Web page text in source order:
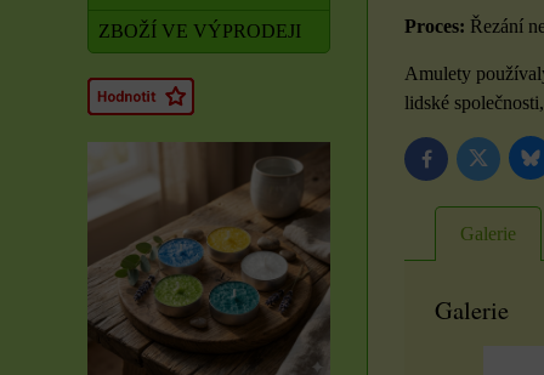
Proces: Řezání
Amulety
lidské
FacebookTwitter
Galerie
Galerie
ZBOŽÍ VE VÝPRODEJI
Rituál Zdraví a